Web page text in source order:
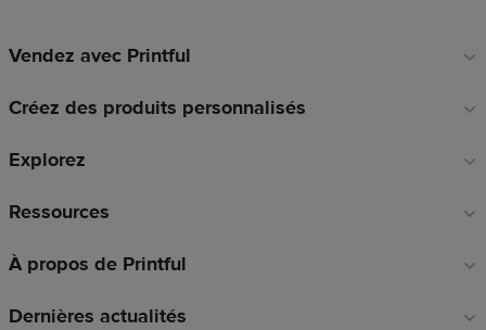
Liens
pied
page
Vendez avec Printful
Créez des produits personnalisés
Explorez
Ressources
À propos de Printful
Dernières actualités